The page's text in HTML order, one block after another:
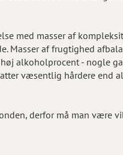
med masser af
Masser af frugtighed
alkoholprocent - nogle
væsentlig hårdere end
derfor må man være